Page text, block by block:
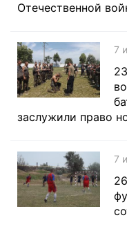
Отечественной
7
заслужили право
7